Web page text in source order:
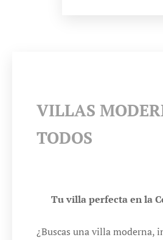
VILLAS
TODOS
Tu villa perfecta en la
¿Buscas una villa moderna,